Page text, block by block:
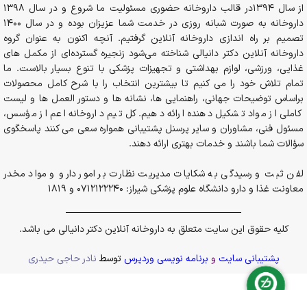
از سال 1394در قالب داروخانه حضوری مسئولیت ما شروع و در سال 1398
داروخانه به صورت شبانه روزی در خدمت شما عزیزان بوده و در سال 1400
تصمیم بر راه اندازی داروخانه آنلاین گرفتیم. آنچه اکنون به عنوان گروه
داروخانه آنلاین دکتر دانیالی شناخته می‌شود زنجیره گسترده‌ای از مکمل های
غذایی، ورزشی، لوازم بهداشتی و تجهیزات پزشکی با تنوع بسیار بالاست. ما
تمام تلاش خود را می کنیم تا بیشترین انتخاب را با شرح کامل محصولات
براساس توضیحات جهانی، راهنمایی ها، نشانه ها و دستور العمل ها و لیست
کاملی از مواد تشکیل دهنده ارائه دهیم. کل تیم داروخانه اعم از مؤسس،
مسئول فنی، مشاوران و سایر پرسنل پشتیبانی همواره سعی می کنند پاسخگوی
سؤالات شما باشند و خدمات بهتری ارائه دهند.
لفن ثبت و رسیدگی به شکایات مدیریت نظارت بر امور دارو و مواد مخدر
معاونت غذا و دارو دانشگاه علوم پزشکی شیراز: 0712122240 و 1819
کلیه حقوق این سایت متعلق به داروخانه آنلاین دکتر دانیالی می باشد.
پشتیبانی سایت و برنامه نویسی وردپرس توسط نادر حاجی حیدری